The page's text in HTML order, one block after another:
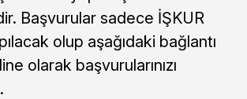
Başvurular sadece İŞKUR
olup aşağıdaki bağlantı
olarak başvurularınızı